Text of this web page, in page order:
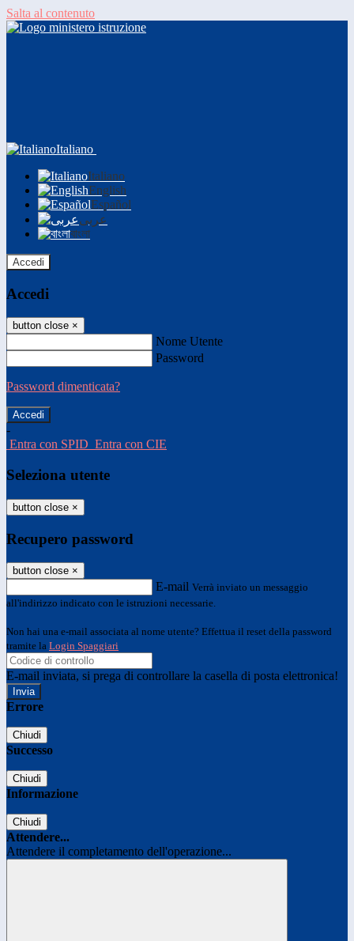
Salta al contenuto
Italiano
Italiano
English
Español
عربى
বাংলা
Accedi
Accedi
button close ×
Nome Utente
Password
Password dimenticata?
-
Entra con SPID Entra con CIE
Seleziona utente
button close ×
Recupero password
button close ×
E-mail Verrà inviato un messaggio
all'indirizzo indicato con le istruzioni necessarie.
Non hai una e-mail associata al nome utente? Effettua il reset della password
tramite la Login Spaggiari
E-mail inviata, si prega di controllare la casella di posta elettronica!
Errore
Chiudi
Successo
Chiudi
Informazione
Chiudi
Attendere...
Attendere il completamento dell'operazione...